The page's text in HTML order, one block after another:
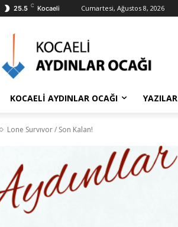
25.5 C Kocaeli Cumartesi, Ağustos 8, 2026
KOCAELİ AYDINLAR OCAĞI YAZILAR
Lone Survıvor / Son Kalan!